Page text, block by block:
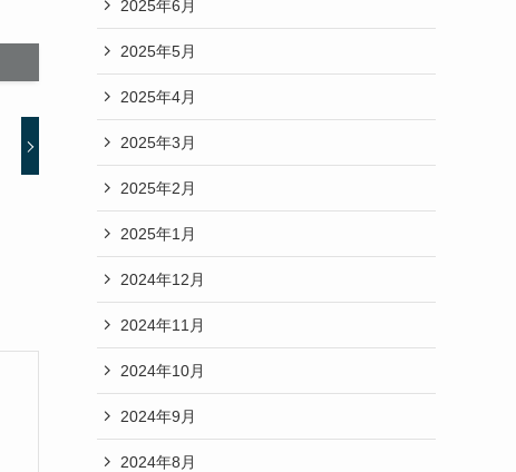
2025年6月
2025年5月
2025年4月
2025年3月
2025年2月
2025年1月
2024年12月
2024年11月
2024年10月
2024年9月
2024年8月